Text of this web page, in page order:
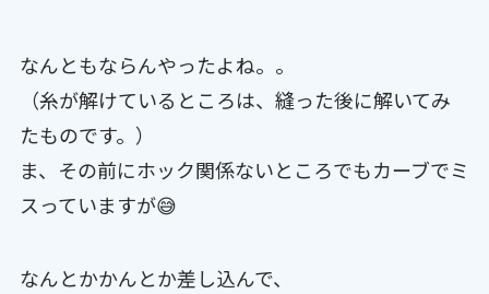
なんともならんやったよね。。
（糸が解けているところは、縫った後に解いてみ
たものです。）
ま、その前にホック関係ないところでもカーブでミ
スっていますが😅
なんとかかんとか差し込んで、